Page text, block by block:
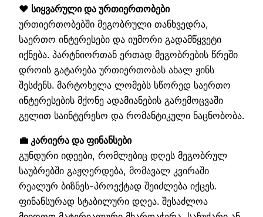
❤️ სიყვარული და ურთიერთობები
ურთიერთობებში მეგობრული თანხვედრა,
საერთო ინტერესები და იუმორი გადამწყვეტი
იქნება. პარტნიორთან ერთად მეგობრების წრეში
დროის გატარება ურთიერთობას ახალ ჟინს
შესძენს. მარტოხელა ლომებს სწორედ საერთო
ინტერესების მქონე ადამიანების გარემოცვაში
გელით საინტერესო და რომანტიკული ნაცნობობა.
💼 კარიერა და ფინანსები
გუნდური იდეები, რომლებიც დღეს მეგობრულ
საუბრებში გაჟღერდება, მომავალ კვირაში
რეალურ ბიზნეს-პროექტად შეიძლება იქცეს.
ფინანსურად სტაბილური დღეა. შესაძლოა